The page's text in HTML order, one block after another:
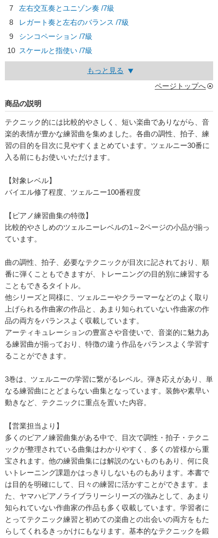
7
左右交互奏とユニゾン奏 /7級
8
レガート奏と左右のバランス /7級
9
シンコペーション /7級
10 スケールと指使い /7級
もっと見る
ページトップへ
商品の説明
テクニック的には比較的やさしく、短い楽曲でありながら、音
楽的表情が豊かな練習曲を集めました。各曲の調性、拍子、練
習の目的を目次に見やすくまとめています。ツェルニー30番に
入る前にもお使いいただけます。
【対象レベル】
バイエル修了程度、ツェルニー100番程度
【ピアノ練習曲集の特徴】
比較的やさしめのツェルニーレベルの1～2ページの小品が揃っ
ています。
曲の調性、拍子、必要なテクニックが目次に記されており、順
番に弾くこともできますが、トレーニングの目的別に練習する
こともできるタイトル。
他シリーズと同様に、ツェルニーやクラーマーなどのよく取り
上げられる作曲家の作品と、あまり知られていない作曲家の作
品の両方をバランスよく収載しています。
アーティキュレーションの豊富さや音使いで、音楽的に魅力あ
る練習曲が揃っており、特徴の違う作品をバランスよく学習す
ることができます。
3巻は、ツェルニーの学習に繋がるレベル。弾き応えがあり、単
なる練習曲にとどまらない曲集となっています。装飾や素早い
動きなど、テクニックに重点を置いた内容。
【営業担当より】
多くのピアノ練習曲集がある中で、目次で調性・拍子・テクニ
ックが整理されている曲集はわかりやすく、多くの皆様から重
宝されます。他の練習曲集には解説のないものもあり、何に良
いトレーニング課題かはっきりしないものもあります。本書で
は目的を明確にして、日々の練習に活かすことができます。ま
た、ヤマハピアノライブラリーシリーズの強みとして、あまり
知られていない作曲家の作品も多く収載しています。学習者に
とってテクニック練習と初めての楽曲との出会いの両方をもた
らしてくれるきっかけにもなります。基本的なテクニックを鍛